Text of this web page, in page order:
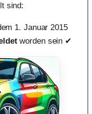
sind:
1. Januar 2015
worden sein ✔︎